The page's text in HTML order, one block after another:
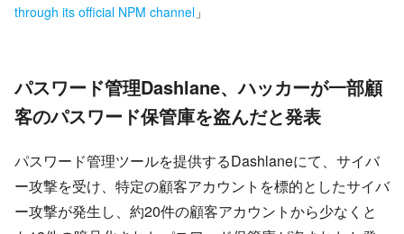
through its official NPM channel 」
パスワード管理Dashlane、ハッカーが一部顧
客のパスワード保管庫を盗んだと発表
パスワード管理ツールを提供するDashlaneにて、サイバ
ー攻撃を受け、特定の顧客アカウントを標的としたサイバ
ー攻撃が発生し、約20件の顧客アカウントから少なくと